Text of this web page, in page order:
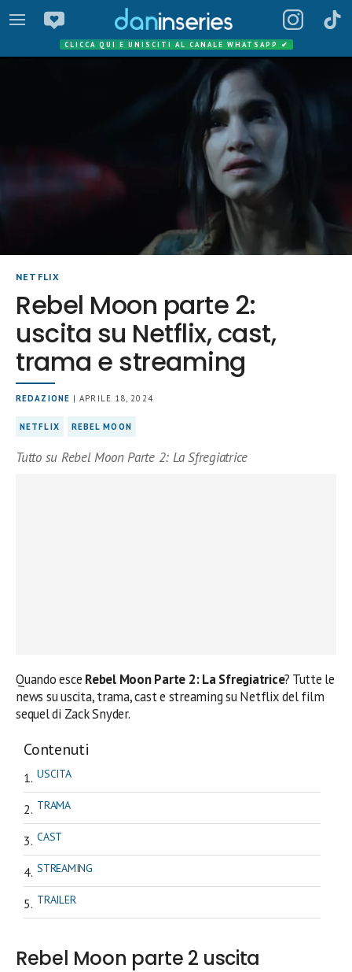
CLICCA QUI E UNISCITI AL CANALE WHATSAPP ✔
NETFLIX
Rebel Moon parte 2:
uscita su Netflix, cast,
trama e streaming
REDAZIONE | APRILE 18, 2024
NETFLIX REBEL MOON
Tutto su Rebel Moon Parte 2: La Sfregiatrice
Quando esce Rebel Moon Parte 2: La Sfregiatrice? Tutte le
news su uscita, trama, cast e streaming su Netflix del film
sequel di Zack Snyder.
Contenuti
USCITA
TRAMA
CAST
STREAMING
TRAILER
Rebel Moon parte 2 uscita